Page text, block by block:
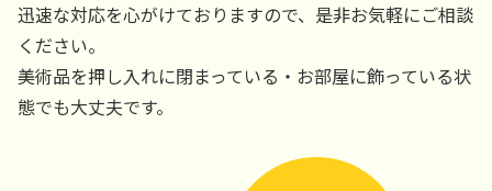
迅速な対応を心がけておりますので、是非お気軽にご相談
ください。
美術品を押し入れに閉まっている・お部屋に飾っている状
態でも大丈夫です。